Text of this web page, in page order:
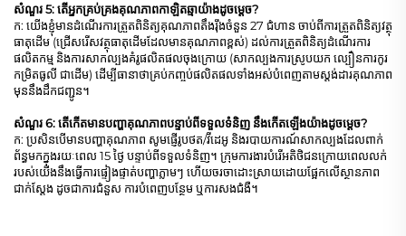
សំណួរ 5: តើអ្នកគ្រប់គ្រងគុណភាពកាឡិតឆ្មាយ៉ាងដូចម្តេច?
ក: យើងខ្ញុំមានដំណើរការត្រួតពិនិត្យគុណភាពតឹងរ៉ឹងចំនួន 27 ជំហាន ចាប់ពីការត្រួតពិនិត្យវត្ថុ
ធាតុដើម (ជ្រើសរើសវត្ថុធាតុដើមដែលមានគុណភាពខ្ពស់) ដល់ការត្រួតពិនិត្យដំណើរការ
ផលិតកម្ម និងការសាកល្បងគំរូផលិតផលចុងក្រោយ (សាកល្បងការស្រូបយក ល្បឿនការកូរ
កម្រិតធូលី ជាដើម) ដើម្បីធានាថាគ្រប់កញ្ចប់ផលិតផលទាំងអស់បំពេញតាមស្តង់ដារគុណភាព
មុននឹងដឹកជញ្ជូន។
សំណួរ 6: តើកើតមានបញ្ហាគុណភាពបន្ទាប់ពីទទួលទំនិញ នឹងកើតឡើងយ៉ាងដូចម្តេច?
ក: ប្រសិនបើមានបញ្ហាគុណភាព សូមផ្ញើរូបថត/វីដេអូ និងរបាយការណ៍សាកល្បងដែលពាក់
ព័ន្ធមកក្នុងរយៈពេល 15 ថ្ងៃ បន្ទាប់ពីទទួលទំនិញ។ ក្រុមការងារបំរើអតិថិជនក្រោយពេលលក់
របស់យើងនឹងធ្វើការផ្ទៀងផ្ទាត់បញ្ហាភ្លាមៗ ហើយចរចាដោះស្រាយដោយផ្អែកលើស្ថានភាព
ជាក់ស្តែង ដូចជាការជំនួស ការបំពេញបន្ថែម ឬការសងជំងឺ។